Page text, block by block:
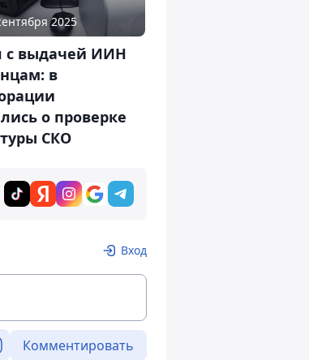
2025
с выдачей ИИН
в
о проверке
СКО
Вход
Комментировать